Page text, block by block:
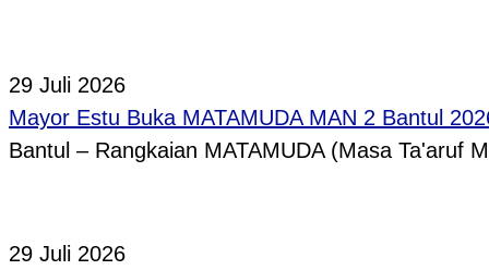
29 Juli 2026
Mayor Estu Buka MATAMUDA MAN 2 Bantul
Bantul – Rangkaian MATAMUDA (Masa Ta'aruf
29 Juli 2026